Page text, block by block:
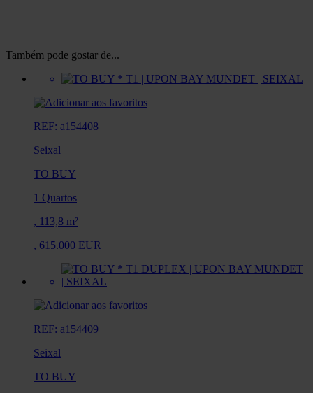
Também pode gostar de...
REF: a154408
Seixal
TO BUY
1 Quartos
, 113,8 m²
, 615.000 EUR
REF: a154409
Seixal
TO BUY